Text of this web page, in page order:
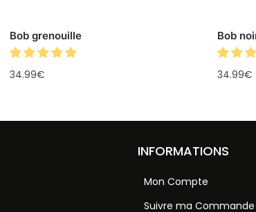
Bob grenouille
34.99€
Bob
34.99€
INFORMATIONS
Mon Compte
Suivre ma Commande